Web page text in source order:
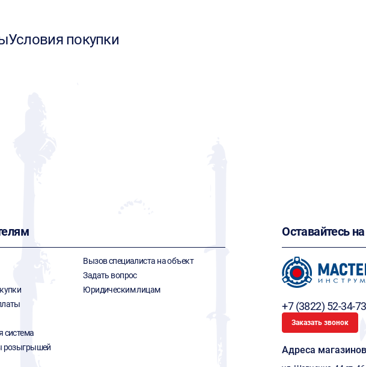
Условия покупки
система
розыгрышей
Вызов специалиста на объект
Задать вопрос
Юридическим лицам
Оставайтесь
+7 (3822) 52-34-73
Заказать звонок
Адреса